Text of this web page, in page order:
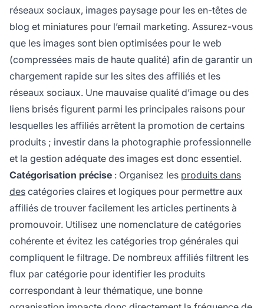
réseaux sociaux, images paysage pour les en-têtes de
blog et miniatures pour l’email marketing. Assurez-vous
que les images sont bien optimisées pour le web
(compressées mais de haute qualité) afin de garantir un
chargement rapide sur les sites des affiliés et les
réseaux sociaux. Une mauvaise qualité d’image ou des
liens brisés figurent parmi les principales raisons pour
lesquelles les affiliés arrêtent la promotion de certains
produits ; investir dans la photographie professionnelle
et la gestion adéquate des images est donc essentiel.
Catégorisation précise : Organisez les produits dans
des catégories claires et logiques pour permettre aux
affiliés de trouver facilement les articles pertinents à
promouvoir. Utilisez une nomenclature de catégories
cohérente et évitez les catégories trop générales qui
compliquent le filtrage. De nombreux affiliés filtrent les
flux par catégorie pour identifier les produits
correspondant à leur thématique, une bonne